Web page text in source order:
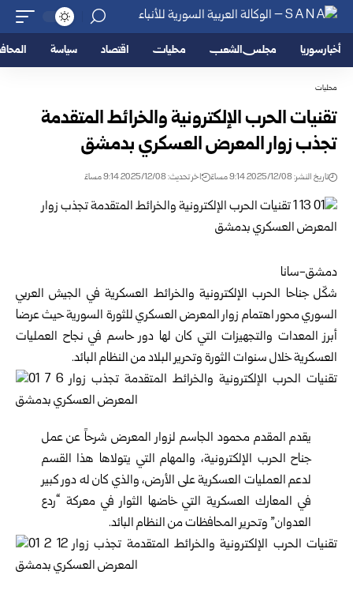
أخبار سوريا مجلس الشعب محليات اقتصاد سياسة
محليات
تقنيات الحرب الإلكترونية والخرائط المتقدمة
تجذب زوار المعرض العسكري بدمشق
تاريخ النشر: 2025/12/08 9:14 مساءً اخر تحديث: 2025/12/08 9:14 مساءً
دمشق-سانا
شكّل جناحا الحرب الإلكترونية والخرائط العسكرية في الجيش العربي
السوري محور اهتمام زوار المعرض العسكري للثورة السورية حيث عرضا
أبرز المعدات والتجهيزات التي كان لها دور حاسم في نجاح العمليات
العسكرية خلال سنوات الثورة وتحرير البلاد من النظام البائد.
يقدم المقدم محمود الجاسم لزوار المعرض شرحاً عن عمل
جناح الحرب الإلكترونية، والمهام التي يتولاها هذا القسم
لدعم العمليات العسكرية على الأرض، والذي كان له دور كبير
في المعارك العسكرية التي خاضها الثوار في معركة “ردع
العدوان” وتحرير المحافظات من النظام البائد.